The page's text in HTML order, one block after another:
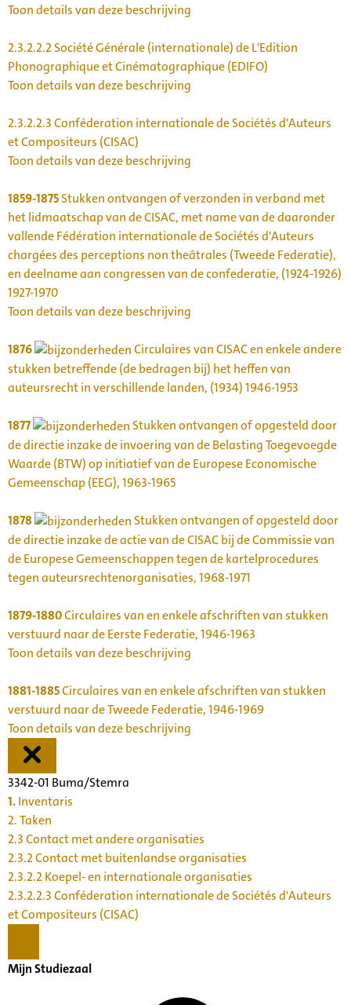
Toon details van deze beschrijving
2.3.2.2.2Société Générale (internationale) de L'Edition
Phonographique et Cinématographique (EDIFO)
Toon details van deze beschrijving
2.3.2.2.3Conféderation internationale de Sociétés d'Auteurs
et Compositeurs (CISAC)
Toon details van deze beschrijving
1859-1875Stukken ontvangen of verzonden in verband met
het lidmaatschap van de CISAC, met name van de daaronder
vallende Fédération internationale de Sociétés d'Auteurs
chargées des perceptions non theâtrales (Tweede Federatie),
en deelname aan congressen van de confederatie, (1924-1926)
1927-1970
Toon details van deze beschrijving
1876
Circulaires van CISAC en enkele andere
stukken betreffende (de bedragen bij) het heffen van
auteursrecht in verschillende landen, (1934) 1946-1953
1877
Stukken ontvangen of opgesteld door
de directie inzake de invoering van de Belasting Toegevoegde
Waarde (BTW) op initiatief van de Europese Economische
Gemeenschap (EEG), 1963-1965
1878
Stukken ontvangen of opgesteld door
de directie inzake de actie van de CISAC bij de Commissie van
de Europese Gemeenschappen tegen de kartelprocedures
tegen auteursrechtenorganisaties, 1968-1971
1879-1880Circulaires van en enkele afschriften van stukken
verstuurd naar de Eerste Federatie, 1946-1963
Toon details van deze beschrijving
1881-1885Circulaires van en enkele afschriften van stukken
verstuurd naar de Tweede Federatie, 1946-1969
Toon details van deze beschrijving
3342-01 Buma/Stemra
1.Inventaris
2. Taken
2.3 Contact met andere organisaties
2.3.2 Contact met buitenlandse organisaties
2.3.2.2 Koepel- en internationale organisaties
2.3.2.2.3 Conféderation internationale de Sociétés d'Auteurs
et Compositeurs (CISAC)
Mijn Studiezaal